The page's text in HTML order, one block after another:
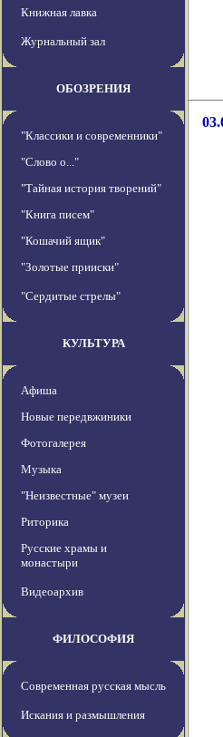
Книжная лавка
Журнальный зал
ОБОЗРЕНИЯ
"Классики и современники"
"Слово о..."
"Тайная история творений"
"Книга писем"
"Кошачий ящик"
"Золотые прииски"
"Сердитые стрелы"
КУЛЬТУРА
Афиша
Новые передвжиники
Фотогалерея
Музыка
"Неизвестные" музеи
Риторика
Русские храмы и
монастыри
Видеоархив
ФИЛОСОФИЯ
Современная русская мысль
Искания и размышления